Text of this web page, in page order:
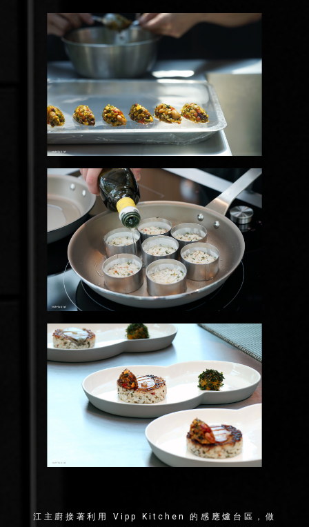
江主廚接著利用 Vipp Kitchen 的感應爐台區，做